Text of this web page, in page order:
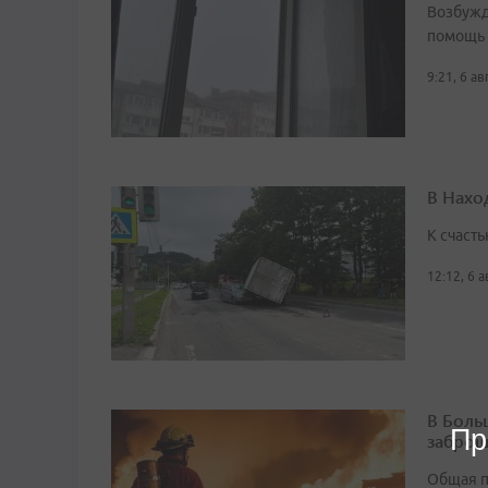
помощь
9:21, 6
В
К
12:12, 6
В
Общая